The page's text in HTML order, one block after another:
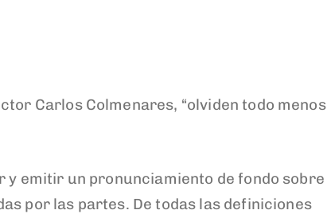
Carlos Colmenares, “olviden todo menos
y emitir un pronunciamiento de fondo sobre
por las partes. De todas las definiciones